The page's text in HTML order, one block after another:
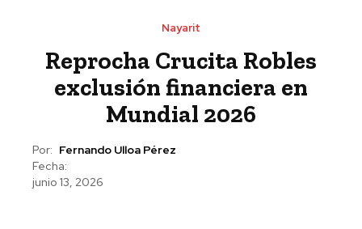
Nayarit
Reprocha Crucita Robles
exclusión financiera en
Mundial 2026
Por: Fernando Ulloa Pérez
Fecha:
junio 13, 2026